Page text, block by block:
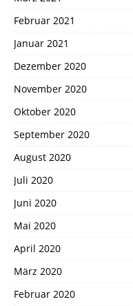
Februar 2021
Januar 2021
Dezember 2020
November 2020
Oktober 2020
September 2020
August 2020
Juli 2020
Juni 2020
Mai 2020
April 2020
März 2020
Februar 2020